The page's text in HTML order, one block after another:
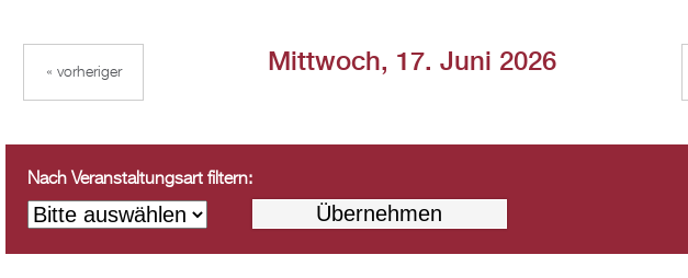
Mittwoch, 17. Juni 2026
« vorheriger
Nach Veranstaltungsart filtern: